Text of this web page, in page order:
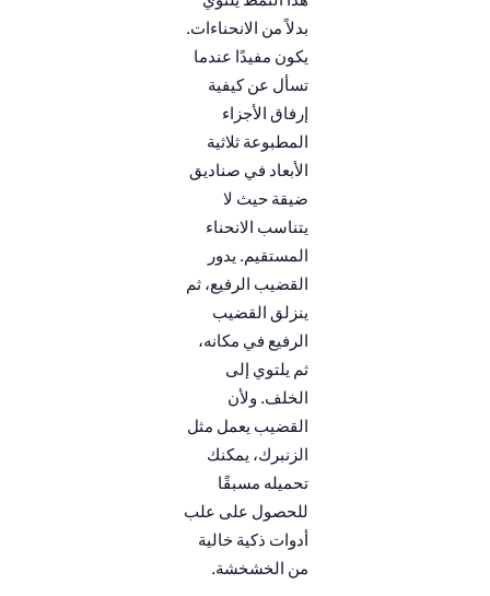
بدلاً من الانحناءات.
يكون مفيدًا عندما
تسأل عن كيفية
إرفاق الأجزاء
المطبوعة ثلاثية
الأبعاد في صناديق
ضيقة حيث لا
يتناسب الانحناء
المستقيم. يدور
القضيب الرفيع، ثم
ينزلق القضيب
الرفيع في مكانه،
ثم يلتوي إلى
الخلف. ولأن
القضيب يعمل مثل
الزنبرك، يمكنك
تحميله مسبقًا
للحصول على علب
أدوات ذكية خالية
من الخشخشة.